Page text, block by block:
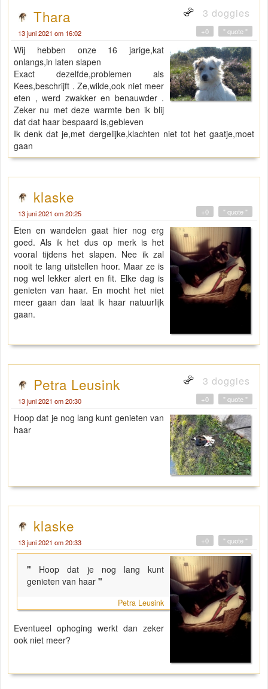
Thara 3 doggies
13 juni 2021 om 16:02 " quote "
+0
Wij hebben onze 16 jarige,kat
onlangs,in laten slapen
Exact dezelfde,problemen als
Kees,beschrijft . Ze,wilde,ook niet meer
eten , werd zwakker en benauwder .
Zeker nu met deze warmte ben ik blij
dat dat haar bespaard is,gebleven
Ik denk dat je,met dergelijke,klachten niet tot het gaatje,moet
gaan
klaske
13 juni 2021 om 20:25 " quote "
+0
Eten en wandelen gaat hier nog erg
goed. Als ik het dus op merk is het
vooral tijdens het slapen. Nee ik zal
nooit te lang uitstellen hoor. Maar ze is
nog wel lekker alert en fit. Elke dag is
genieten van haar. En mocht het niet
meer gaan dan laat ik haar natuurlijk
gaan.
Petra Leusink 3 doggies
13 juni 2021 om 20:30 " quote "
+0
Hoop dat je nog lang kunt genieten van
haar
klaske
13 juni 2021 om 20:33 " quote "
+0
" Hoop dat je nog lang kunt
genieten van haar "
Petra Leusink
Eventueel ophoging werkt dan zeker
ook niet meer?